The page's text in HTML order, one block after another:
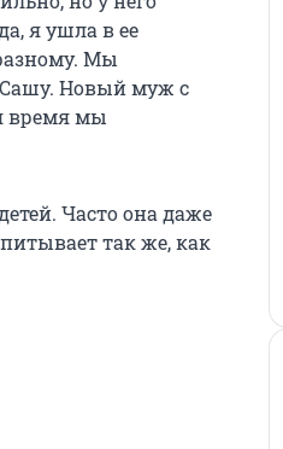
я ушла в ее
Мы
Сашу. Новый муж с
время мы
Часто она даже
так же, как